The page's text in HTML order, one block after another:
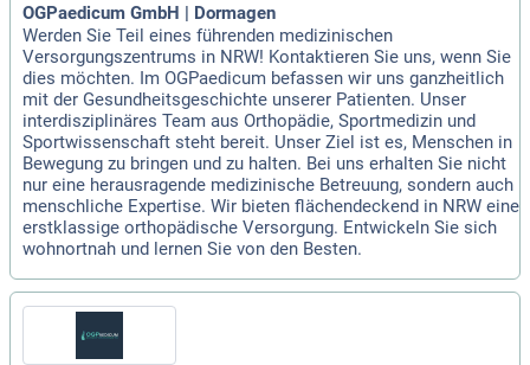
OGPaedicum GmbH | Dormagen
Werden Sie Teil eines führenden medizinischen
Versorgungszentrums in NRW! Kontaktieren Sie uns, wenn Sie
dies möchten. Im OGPaedicum befassen wir uns ganzheitlich
mit der Gesundheitsgeschichte unserer Patienten. Unser
interdisziplinäres Team aus Orthopädie, Sportmedizin und
Sportwissenschaft steht bereit. Unser Ziel ist es, Menschen in
Bewegung zu bringen und zu halten. Bei uns erhalten Sie nicht
nur eine herausragende medizinische Betreuung, sondern auch
menschliche Expertise. Wir bieten flächendeckend in NRW eine
erstklassige orthopädische Versorgung. Entwickeln Sie sich
wohnortnah und lernen Sie von den Besten.